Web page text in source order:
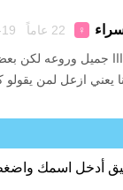
♀
جميل وروعه لكن
يعني ازعل لمن يقولو
أدخل اسمك